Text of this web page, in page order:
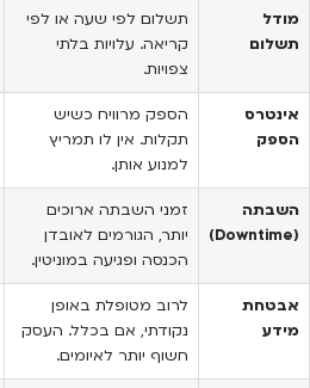
מודל
תשלום
תשלום לפי שעה או לפי
קריאה. עלויות בלתי
צפויות.
אינטרס
הספק
הספק מרוויח כשיש
תקלות. אין לו תמריץ
למנוע אותן.
השבתה
(Downtime)
זמני השבתה ארוכים
יותר, הגורמים לאובדן
הכנסה ופגיעה במוניטין.
אבטחת
מידע
לרוב מטופלת באופן
נקודתי, אם בכלל. העסק
חשוף יותר לאיומים.